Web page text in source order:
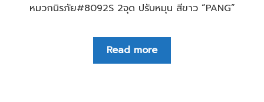
หมวกนิรภัย#8092S 2จุด ปรับหมุน สีขาว “PANG”
Read more